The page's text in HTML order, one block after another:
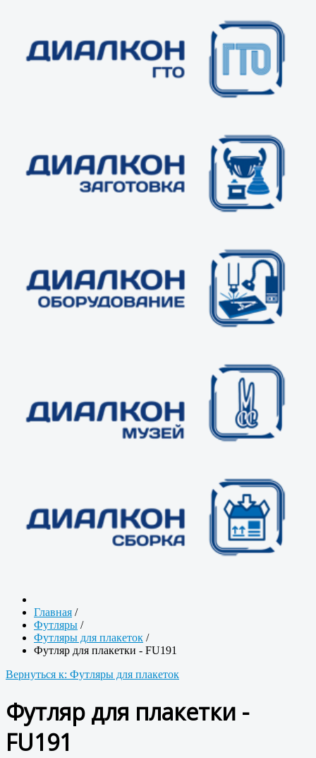
Главная /
Футляры /
Футляры для плакеток /
Футляр для плакетки - FU191
Вернуться к: Футляры для плакеток
Футляр для плакетки -
FU191